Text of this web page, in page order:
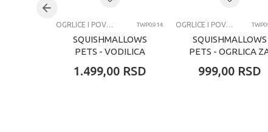
OGRLICE I POVODCI ZA LJUBIMCE TWP0914
SQUISHMALLOWS
PETS - VODILICA
1.499,00 RSD
OGRLICE I POVODCI ZA LJUBIMCE
SQUISHMALLOWS
PETS - OGRLICA
999,00 RSD